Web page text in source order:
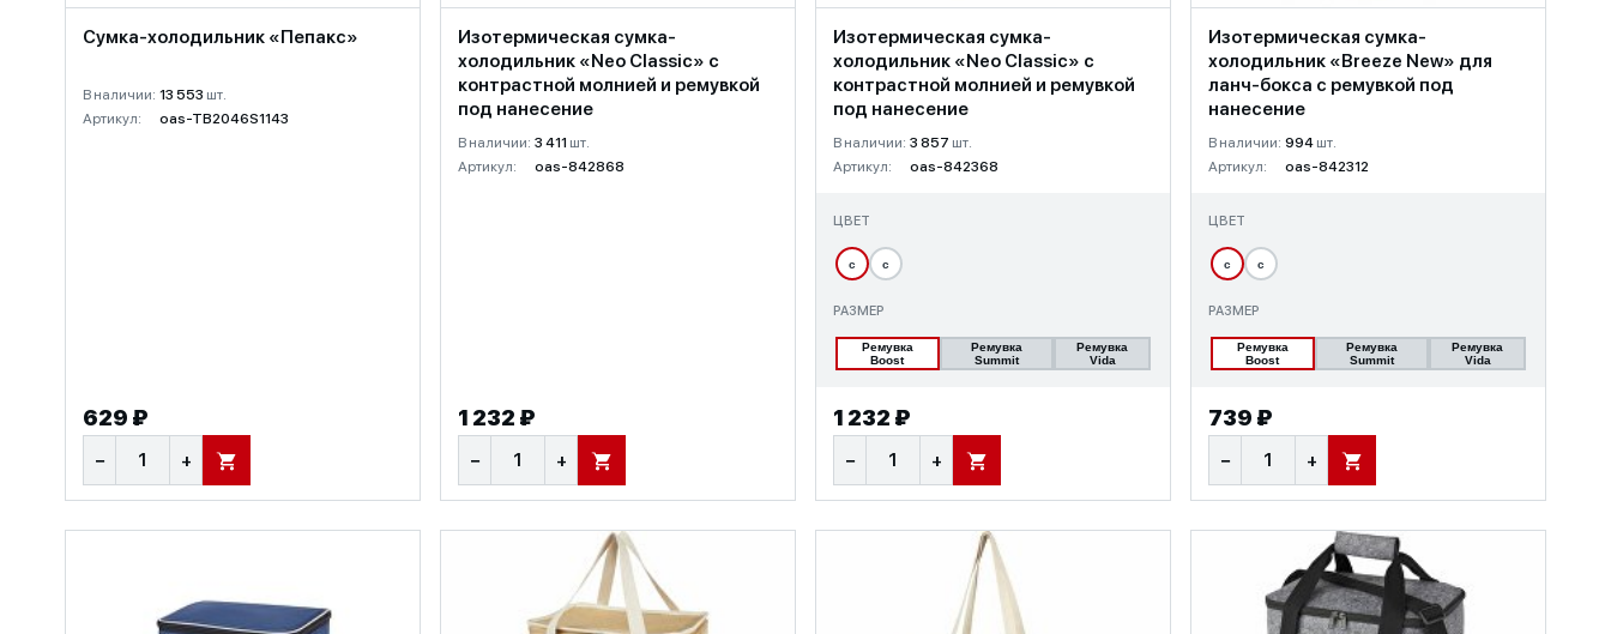
Сумка-холодильник «Пепакс»
В наличии: 13 553 шт.
Артикул:
oas-TB2046S1143
629 ₽
− + В КОРЗИНУ
Изотермическая сумка-
холодильник «Neo Classic» c
контрастной молнией и ремувкой
под нанесение
В наличии: 3 411 шт.
Артикул:
oas-842868
1 232 ₽
− + В КОРЗИНУ
Изотермическая сумка-
холодильник «Neo Classic» c
контрастной молнией и ремувкой
под нанесение
В наличии: 3 857 шт.
Артикул:
oas-842368
ЦВЕТ
с с
РАЗМЕР
Ремувка
Boost
Ремувка
Summit
Ремувка
Vida
1 232 ₽
− + В КОРЗИНУ
Изотермическая сумка-
холодильник «Breeze New» для
ланч-бокса с ремувкой под
нанесение
В наличии: 994 шт.
Артикул:
oas-842312
ЦВЕТ
с с
РАЗМЕР
Ремувка
Boost
Ремувка
Summit
Ремувка
Vida
739 ₽
− + В КОРЗИНУ